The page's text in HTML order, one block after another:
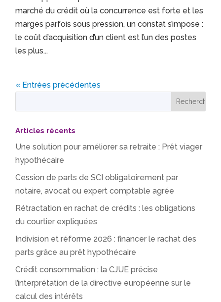
marché du crédit où la concurrence est forte et les
marges parfois sous pression, un constat s’impose :
le coût d’acquisition d’un client est l’un des postes
les plus...
« Entrées précédentes
Articles récents
Une solution pour améliorer sa retraite : Prêt viager
hypothécaire
Cession de parts de SCI obligatoirement par
notaire, avocat ou expert comptable agrée
Rétractation en rachat de crédits : les obligations
du courtier expliquées
Indivision et réforme 2026 : financer le rachat des
parts grâce au prêt hypothécaire
Crédit consommation : la CJUE précise
l’interprétation de la directive européenne sur le
calcul des intérêts